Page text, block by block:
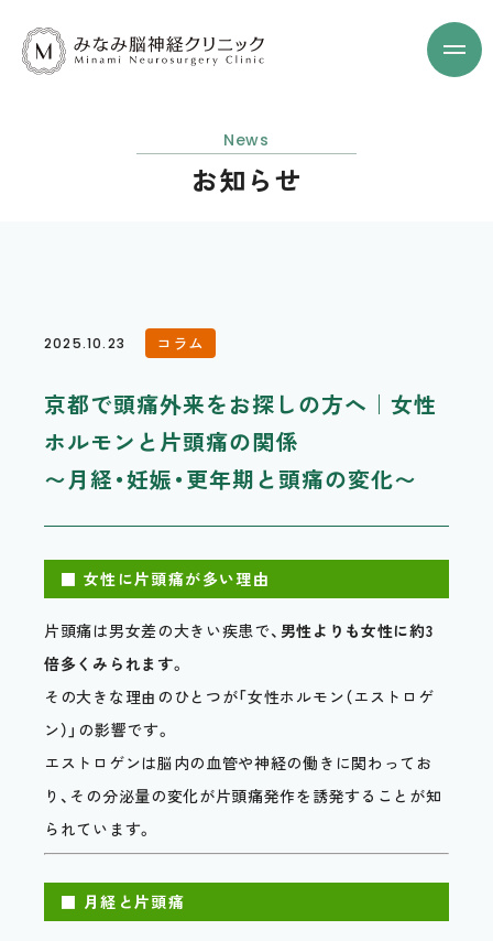
News
お知らせ
2025.10.23 コラム
京都で頭痛外来をお探しの方へ｜女性
ホルモンと片頭痛の関係
〜月経・妊娠・更年期と頭痛の変化〜
■ 女性に片頭痛が多い理由
片頭痛は男女差の大きい疾患で、 男性よりも女性に約3
倍多くみられます。
その大きな理由のひとつが「女性ホルモン（エストロゲ
ン）」の影響です。
エストロゲンは脳内の血管や神経の働きに関わってお
り、その分泌量の変化が片頭痛発作を誘発することが知
られています。
■ 月経と片頭痛